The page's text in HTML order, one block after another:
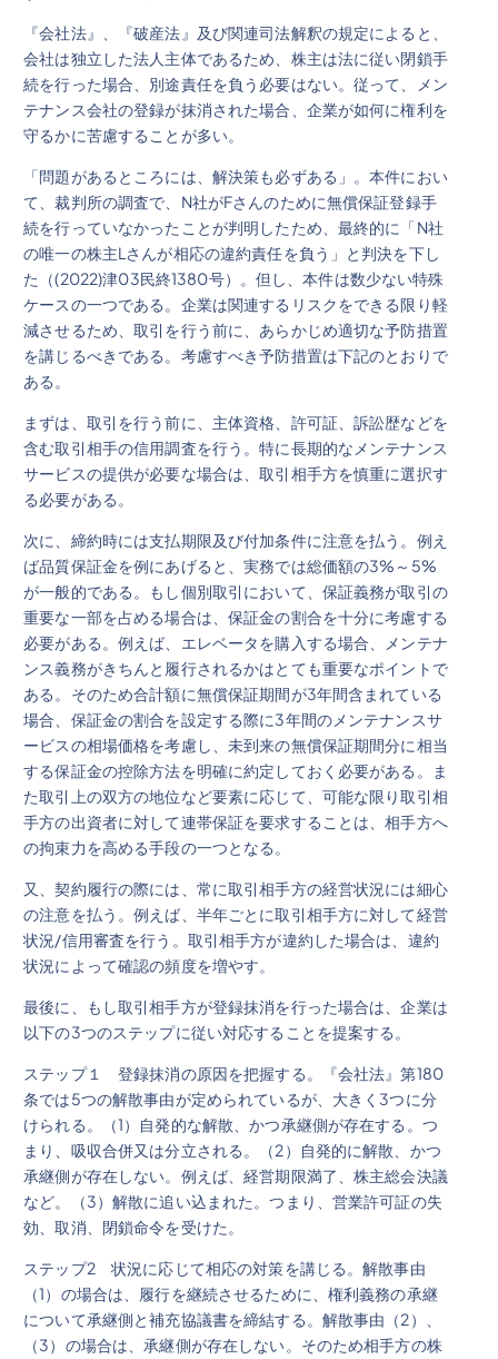
『会社法』、『破産法』及び関連司法解釈の規定によると、
会社は独立した法人主体であるため、株主は法に従い閉鎖手
続を行った場合、別途責任を負う必要はない。従って、メン
テナンス会社の登録が抹消された場合、企業が如何に権利を
守るかに苦慮することが多い。
「問題があるところには、解決策も必ずある」。本件におい
て、裁判所の調査で、N社がFさんのために無償保証登録手
続を行っていなかったことが判明したため、最終的に「N社
の唯一の株主Lさんが相応の違約責任を負う」と判決を下し
た（(2022)津03民終1380号）。但し、本件は数少ない特殊
ケースの一つである。企業は関連するリスクをできる限り軽
減させるため、取引を行う前に、あらかじめ適切な予防措置
を講じるべきである。考慮すべき予防措置は下記のとおりで
ある。
まずは、取引を行う前に、主体資格、許可証、訴訟歴などを
含む取引相手の信用調査を行う。特に長期的なメンテナンス
サービスの提供が必要な場合は、取引相手方を慎重に選択す
る必要がある。
次に、締約時には支払期限及び付加条件に注意を払う。例え
ば品質保証金を例にあげると、実務では総価額の3%～5%
が一般的である。もし個別取引において、保証義務が取引の
重要な一部を占める場合は、保証金の割合を十分に考慮する
必要がある。例えば、エレベータを購入する場合、メンテナ
ンス義務がきちんと履行されるかはとても重要なポイントで
ある。そのため合計額に無償保証期間が3年間含まれている
場合、保証金の割合を設定する際に3年間のメンテナンスサ
ービスの相場価格を考慮し、未到来の無償保証期間分に相当
する保証金の控除方法を明確に約定しておく必要がある。ま
た取引上の双方の地位など要素に応じて、可能な限り取引相
手方の出資者に対して連帯保証を要求することは、相手方へ
の拘束力を高める手段の一つとなる。
又、契約履行の際には、常に取引相手方の経営状況には細心
の注意を払う。例えば、半年ごとに取引相手方に対して経営
状況/信用審査を行う。取引相手方が違約した場合は、違約
状況によって確認の頻度を増やす。
最後に、もし取引相手方が登録抹消を行った場合は、企業は
以下の3つのステップに従い対応することを提案する。
ステップ１ 登録抹消の原因を把握する。『会社法』第180
条では5つの解散事由が定められているが、大きく3つに分
けられる。（1）自発的な解散、かつ承継側が存在する。つ
まり、吸収合併又は分立される。（2）自発的に解散、かつ
承継側が存在しない。例えば、経営期限満了、株主総会決議
など。（3）解散に追い込まれた。つまり、営業許可証の失
効、取消、閉鎖命令を受けた。
ステップ2 状況に応じて相応の対策を講じる。解散事由
（1）の場合は、履行を継続させるために、権利義務の承継
について承継側と補充協議書を締結する。解散事由（2）、
（3）の場合は、承継側が存在しない。そのため相手方の株